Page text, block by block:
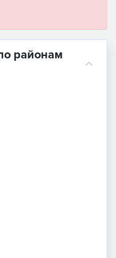
районам